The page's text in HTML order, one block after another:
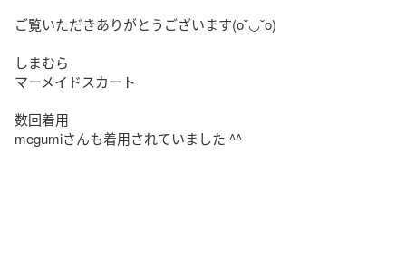
ご覧いただきありがとうございます(o˘◡˘o)
しまむら
マーメイドスカート
数回着用
megumiさんも着用されていました ^^